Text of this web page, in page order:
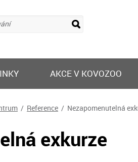
AKCE V KOVOZOO
/ Reference / Nezapomenutelná
exkurze